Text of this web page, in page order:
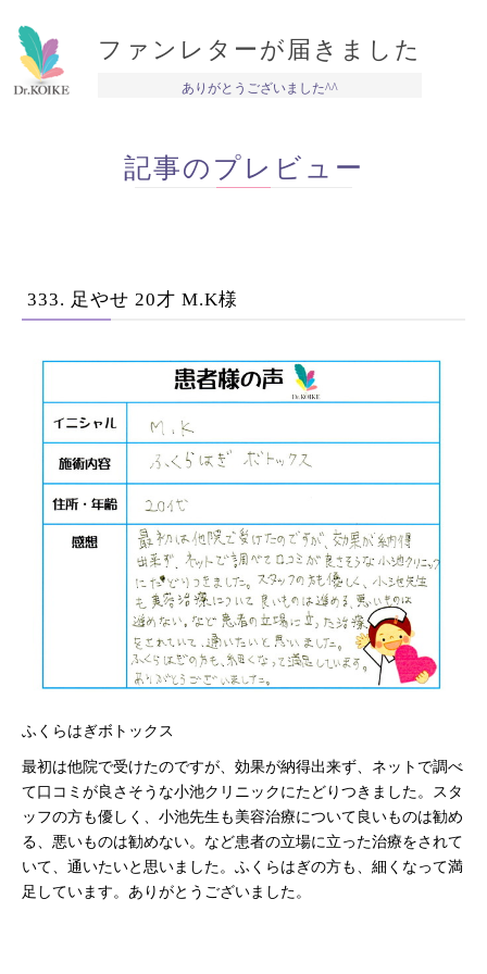
ファンレターが届きました
ありがとうございました^^
記事のプレビュー
333. 足やせ 20才 M.K様
ふくらはぎボトックス
最初は他院で受けたのですが、効果が納得出来ず、ネットで調べ
て口コミが良さそうな小池クリニックにたどりつきました。スタ
ッフの方も優しく、小池先生も美容治療について良いものは勧め
る、悪いものは勧めない。など患者の立場に立った治療をされて
いて、通いたいと思いました。ふくらはぎの方も、細くなって満
足しています。ありがとうございました。